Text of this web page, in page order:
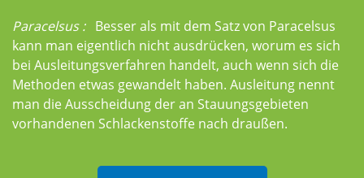
Paracelsus : Besser als mit dem Satz von Paracelsus
kann man eigentlich nicht ausdrücken, worum es sich
bei Ausleitungsverfahren handelt, auch wenn sich die
Methoden etwas gewandelt haben. Ausleitung nennt
man die Ausscheidung der an Stauungsgebieten
vorhandenen Schlackenstoffe nach draußen.